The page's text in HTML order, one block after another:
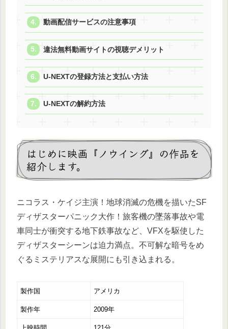
動画配信サービスの注意事項
違法無料動画サイトの視聴デメリット
U-NEXTの登録方法と支払い方法
U-NEXTの解約方法
はじめに映画『ノウイング』の作品を
紹介します。
ニコラス・ケイジ主演！地球消滅の危機を描いたSF
ディザスターパニック大作！旅客機の墜落事故や電
車同士が衝突する地下鉄事故など、VFXを駆使した
ディザスターシーンは迫力満点。不可解な暗号をめ
ぐるミステリアスな展開にも引き込まれる。
製作国 アメリカ
製作年 2009年